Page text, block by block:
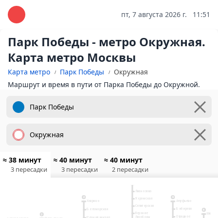
пт, 7 августа 2026 г. 11:51
Парк Победы - метро Окружная.
Карта метро Москвы
Карта метро Парк Победы
Окружная
Маршрут и время в пути от Парка Победы до Окружной.
≈ 38 минут
3 пересадки
≈ 40 минут
3 пересадки
≈ 40 минут
2 пересадки
2
6
7
9
Алтуфьево
Бибирево
Отрадное
Ховрино
Верхние
Лихоборы
Селигерская
Лианозово
Яхромская
Беломорская